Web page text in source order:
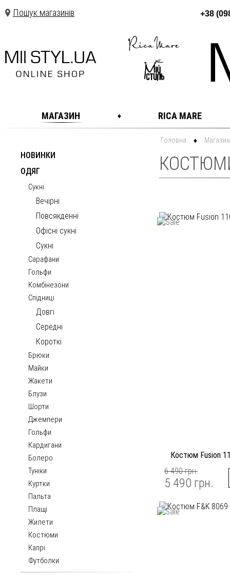
Пошук магазинів +38
МАГАЗИН RICA MARE
НОВИНКИ
ОДЯГ
Сукні
Вечірні
Повсякденні
Офісні сукні
Сукні
Сарафани
Гольфи
Комбінезони
Спідниці
Довгі
Середні
Короткі
Брюки
Майки
Жакети
Блузи
Шорти
Джемпери
Гольфи
Кардигани
Болеро
Туніки
Куртки
Пальта
Плащі
Жилети
Костюми
Капрі
Футболки
Головна Магазин
Костюм Fusion
6 490 грн.
5 490 грн.